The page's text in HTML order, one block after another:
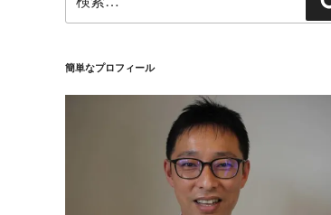
索:
簡単なプロフィール